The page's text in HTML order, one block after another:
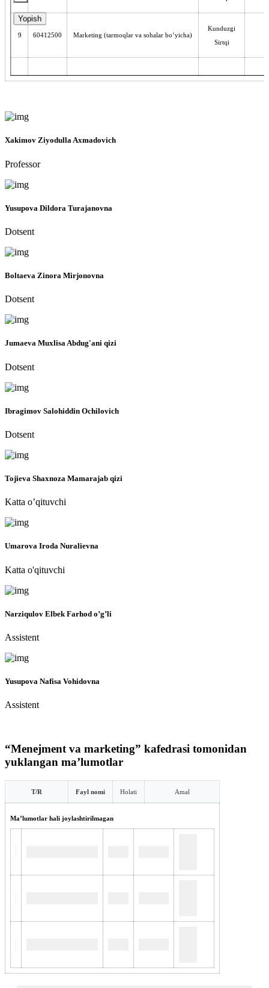
9 60412500 Marketing (tarmoqlar va sohalar bo‘yicha)
Kunduzgi
Sirtqi
Xakimov Ziyodulla Axmadovich
Professor
Yusupova Dildora Turajanovna
Dotsent
Boltaeva Zinora Mirjonovna
Dotsent
Jumaeva Muxlisa Abdug'ani qizi
Dotsent
Ibragimov Salohiddin Ochilovich
Dotsent
Tojieva Shaxnoza Mamarajab qizi
Katta o’qituvchi
Umarova Iroda Nuralievna
Katta o'qituvchi
Narziqulov Elbek Farhod o’g’li
Assistent
Yusupova Nafisa Vohidovna
Assistent
“Menejment va marketing” kafedrasi tomonidan
yuklangan maʼlumotlar
T/R Fayl nomi Holati Amal
Maʼlumotlar hali joylashtirilmagan
Yopish